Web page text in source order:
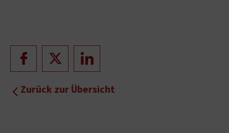
Zurück zur Übersicht